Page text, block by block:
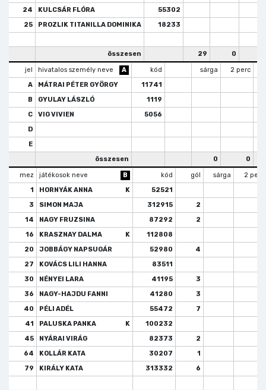
24
KULCSÁR FLÓRA
55302
25
PROZLIK TITANILLA DOMINIKA 18233
összesen 29 0
jel hivatalos személy neve A kód sárga 2 perc
A
MÁTRAI PÉTER GYÖRGY
11741
B
GYULAY LÁSZLÓ
1119
C
VIG VIVIEN
5056
D
E
összesen
0 0
mez játékosok neve B kód gól sárga
2 perc
1
HORNYÁK ANNA K
52521
3
SIMON MAJA 312915
2
14
NAGY FRUZSINA 87292 2
16
KRASZNAY DALMA K
112808
20
JOBBÁGY NAPSUGÁR 52980 4
27
KOVÁCS LILI HANNA
83511
30
NÉNYEI LARA 41195
3
36
NAGY-HAJDU FANNI 41280
3
40
PÉLI ADÉL 55472
7
41
PALUSKA PANKA K
100232
45
NYÁRAI VIRÁG 82373
2
64
KOLLÁR KATA 30207
1
79
KIRÁLY KATA 313332 6